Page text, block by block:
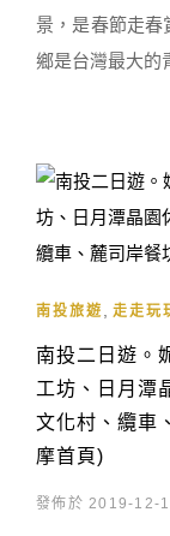
景，是春節走春
鄉是台灣最大的
南投旅遊 走走玩
南投二日遊。
工坊、日月潭
文化村、纜車
摩首頁)
發佈於 2019-12-